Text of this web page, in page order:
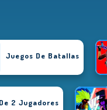
Juegos De Batallas
2 Jugadores